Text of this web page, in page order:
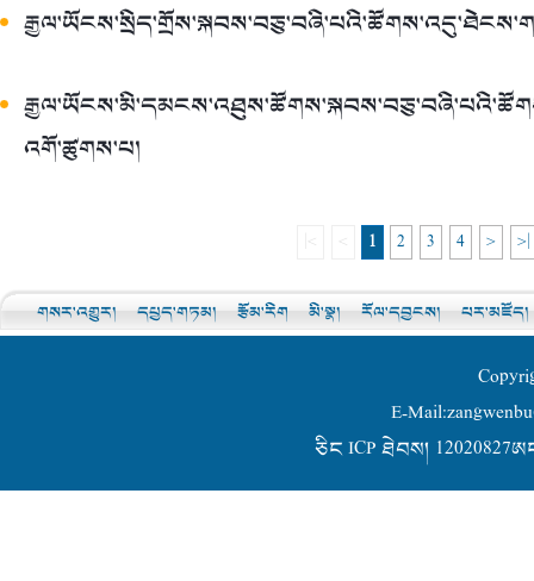
འགོ་ཚུགས་པ།
1 2 3 4 > >|
གསར་འགྱུར། དཔྱད་གཏམ། རྩོམ་རིག མི་སྣ། རོལ་དབྱངས། པར་མཛོད།
E-
ཅིང ICP ཐེབས།